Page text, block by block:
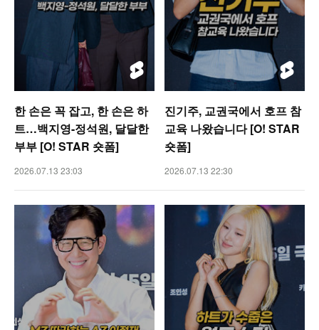
한 손은 꼭 잡고, 한 손은 하
트…백지영-정석원, 달달한
부부 [O! STAR 숏폼]
2026.07.13 23:03
진기주, 교권국에서 호프 참
교육 나왔습니다 [O! STAR
숏폼]
2026.07.13 22:30